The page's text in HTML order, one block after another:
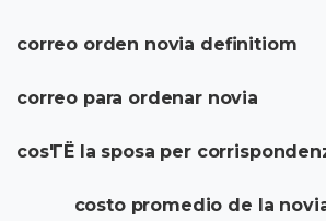
correo orden novia definitiom
correo para ordenar novia
cos'ГЁ la sposa per
costo promedio de la